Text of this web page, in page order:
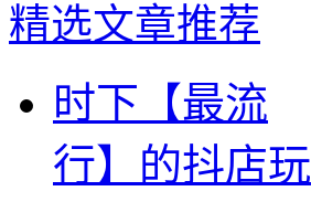
精选文章推荐
时下【最流
行】的抖店玩